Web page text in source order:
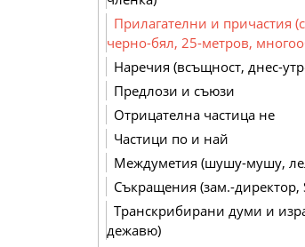
Прилагателни и причастия
черно-бял, 25-метров,
Наречия (всъщност, днес-
Предлози и съюзи
Отрицателна частица не
Частици по и най
Междуметия (шушу-мушу,
Съкращения (зам.-директор,
Транскрибирани думи и
дежавю)